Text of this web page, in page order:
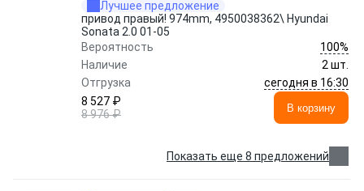
Лучшее предложение
привод правый! 974mm, 4950038362\ Hyundai
Sonata 2.0 01-05
Вероятность
100%
Наличие
2 шт.
Отгрузка
сегодня в 16:30
8 527 ₽
8 976 ₽
В корзину
Показать еще 8 предложений